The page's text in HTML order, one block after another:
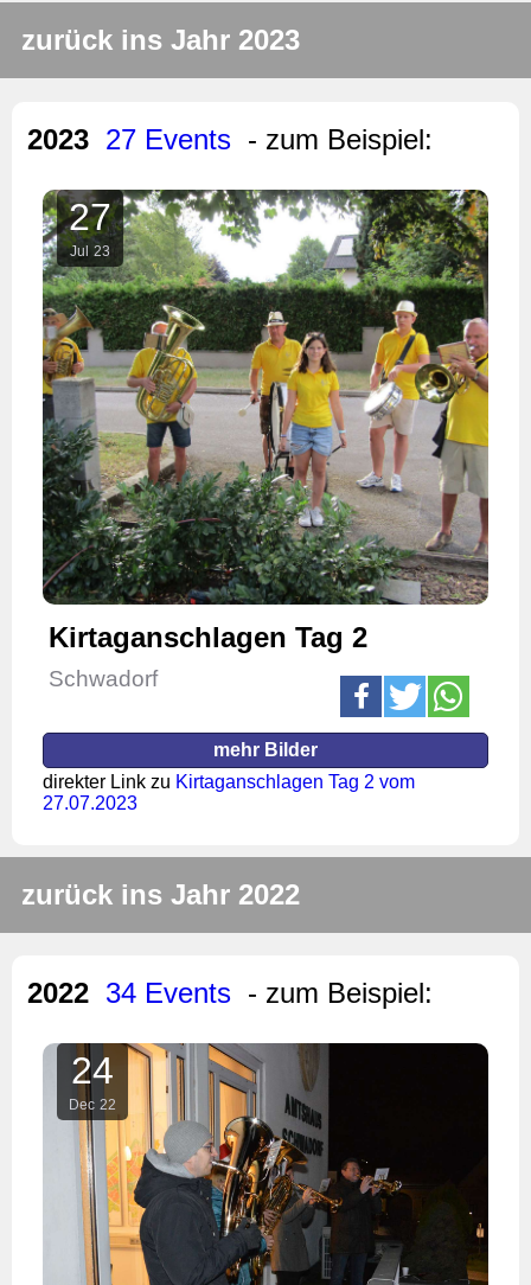
zurück ins Jahr 2023
2023 27 Events - zum Beispiel:
27
Jul 23
Kirtaganschlagen Tag 2
Schwadorf
mehr Bilder
direkter Link zu Kirtaganschlagen Tag 2 vom
27.07.2023
zurück ins Jahr 2022
2022 34 Events - zum Beispiel:
24
Dec 22